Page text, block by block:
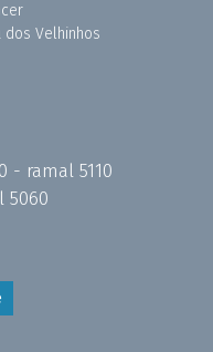
dos Velhinhos
- ramal 5110
5060